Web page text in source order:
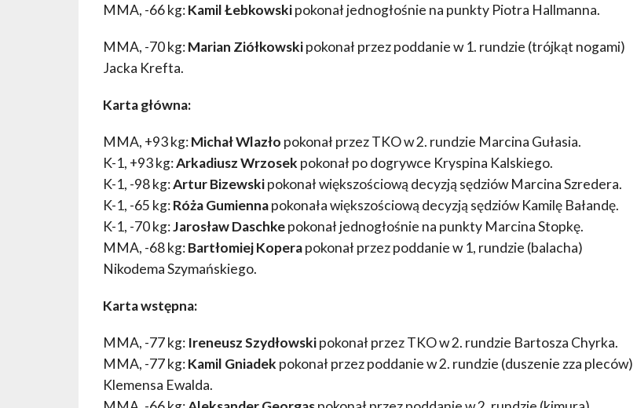
MMA, -66 kg:Kamil Łebkowskipokonał jednogłośnie na punkty Piotra Hallmanna.
MMA, -70 kg:Marian Ziółkowskipokonał przez poddanie w 1. rundzie (trójkąt nogami)
Jacka Krefta.
Karta główna:
MMA, +93 kg:Michał Wlazło pokonał przez TKO w 2. rundzie Marcina Gułasia.
K-1, +93 kg:Arkadiusz Wrzosek pokonał po dogrywce Kryspina Kalskiego.
K-1, -98 kg:Artur Bizewskipokonał większościową decyzją sędziów Marcina Szredera.
K-1, -65 kg:Róża Gumiennapokonała większościową decyzją sędziów Kamilę Bałandę.
K-1, -70 kg:Jarosław Daschkepokonał jednogłośnie na punkty Marcina Stopkę.
MMA, -68 kg:Bartłomiej Koperapokonał przez poddanie w 1, rundzie (balacha)
Nikodema Szymańskiego.
Karta wstępna:
MMA, -77 kg: Ireneusz Szydłowskipokonał przez TKO w 2. rundzie Bartosza Chyrka.
MMA, -77 kg:Kamil Gniadek pokonał przez poddanie w 2. rundzie (duszenie zza pleców)
Klemensa Ewalda.